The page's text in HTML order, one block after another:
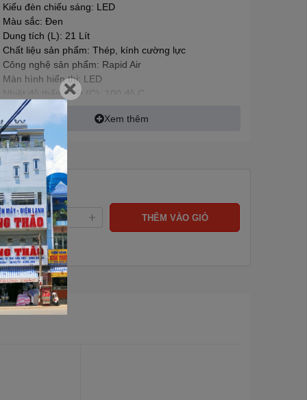
Kiểu đèn chiếu sáng: LED
Màu sắc: Đen
Dung tích (L): 21 Lít
Chất liệu sản phẩm: Thép, kính cường lực
Công nghệ sản phẩm: Rapid Air
Màn hình hiển thị: LED
Nhiệt độ thấp nhất (C): 100 độ C
Nhiệt độ cao nhất (C): 230 độ C
Xem thêm
THÊM VÀO GIỎ